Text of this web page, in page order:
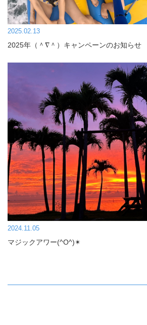
2025.02.13
2025年（＾∇＾）キャンペーンのお知らせ
2024.11.05
マジックアワー(^O^)✴︎